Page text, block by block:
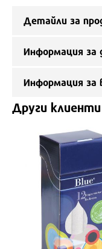
Детайли за
Информация за
Информация за
Други